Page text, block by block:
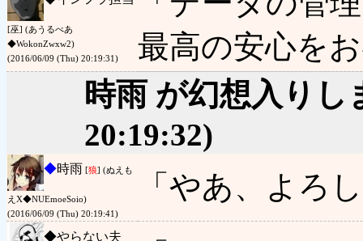
[巫] (あうるべあ
◆WokonZwxw2)
(2016/06/09 (Thu) 20:19:31)
最高の安心を
時雨 が幻想入りし
20:19:32)
◆時雨 [狼] (ぬえも
えΧ◆NUEmoeSoio)
(2016/06/09 (Thu) 20:19:41)
「やあ、よろ
◆やらない夫